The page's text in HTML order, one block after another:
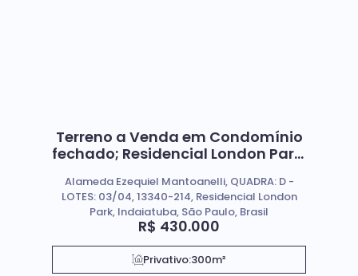
Terreno a Venda em Condomínio
fechado; Residencial London Park,
R$ 430.000
Alameda Ezequiel Mantoanelli, QUADRA: D -
LOTES: 03/04, 13340-214, Residencial London
Park, Indaiatuba, São Paulo, Brasil
Privativo:300m²